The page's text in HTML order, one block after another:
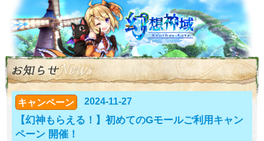
キャンペーン 2024-11-27
【幻神もらえる！】初めてのGモールご利用キャン
ペーン 開催！